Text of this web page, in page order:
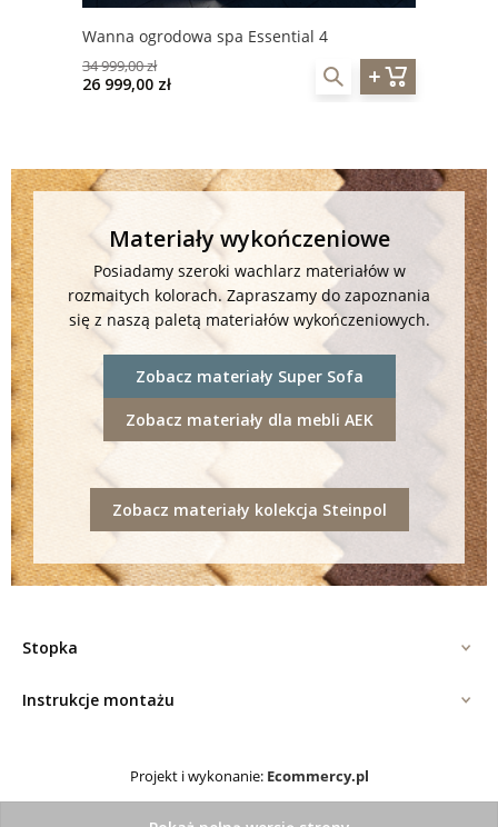
Wanna ogrodowa spa Essential 4
34 999,00 zł
26 999,00 zł
Materiały wykończeniowe
Posiadamy szeroki wachlarz materiałów w
rozmaitych kolorach. Zapraszamy do zapoznania
się z naszą paletą materiałów wykończeniowych.
Zobacz materiały Super Sofa
Zobacz materiały dla mebli AEK
Zobacz materiały kolekcja Steinpol
Stopka
Instrukcje montażu
Projekt i wykonanie: Ecommercy.pl